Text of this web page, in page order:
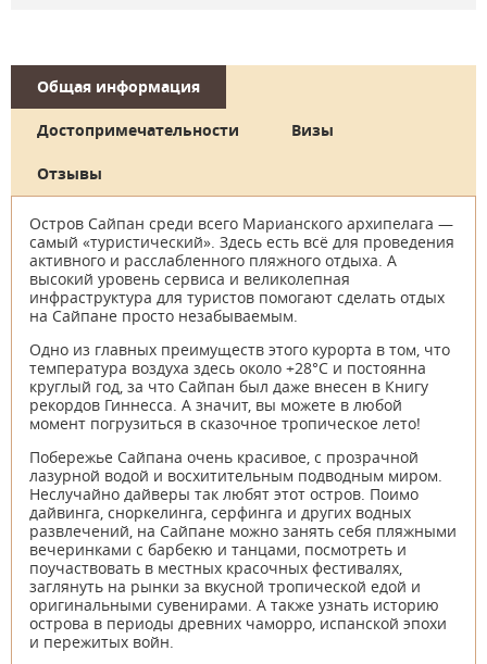
Общая информация
Достопримечательности Визы
Отзывы
Остров Сайпан среди всего Марианского архипелага —
самый «туристический». Здесь есть всё для проведения
активного и расслабленного пляжного отдыха. А
высокий уровень сервиса и великолепная
инфраструктура для туристов помогают сделать отдых
на Сайпане просто незабываемым.
Одно из главных преимуществ этого курорта в том, что
температура воздуха здесь около +28°C и постоянна
круглый год, за что Сайпан был даже внесен в Книгу
рекордов Гиннесса. А значит, вы можете в любой
момент погрузиться в сказочное тропическое лето!
Побережье Сайпана очень красивое, с прозрачной
лазурной водой и восхитительным подводным миром.
Неслучайно дайверы так любят этот остров. Поимо
дайвинга, сноркелинга, серфинга и других водных
развлечений, на Сайпане можно занять себя пляжными
вечеринками с барбекю и танцами, посмотреть и
поучаствовать в местных красочных фестивалях,
заглянуть на рынки за вкусной тропической едой и
оригинальными сувенирами. А также узнать историю
острова в периоды древних чаморро, испанской эпохи
и пережитых войн.